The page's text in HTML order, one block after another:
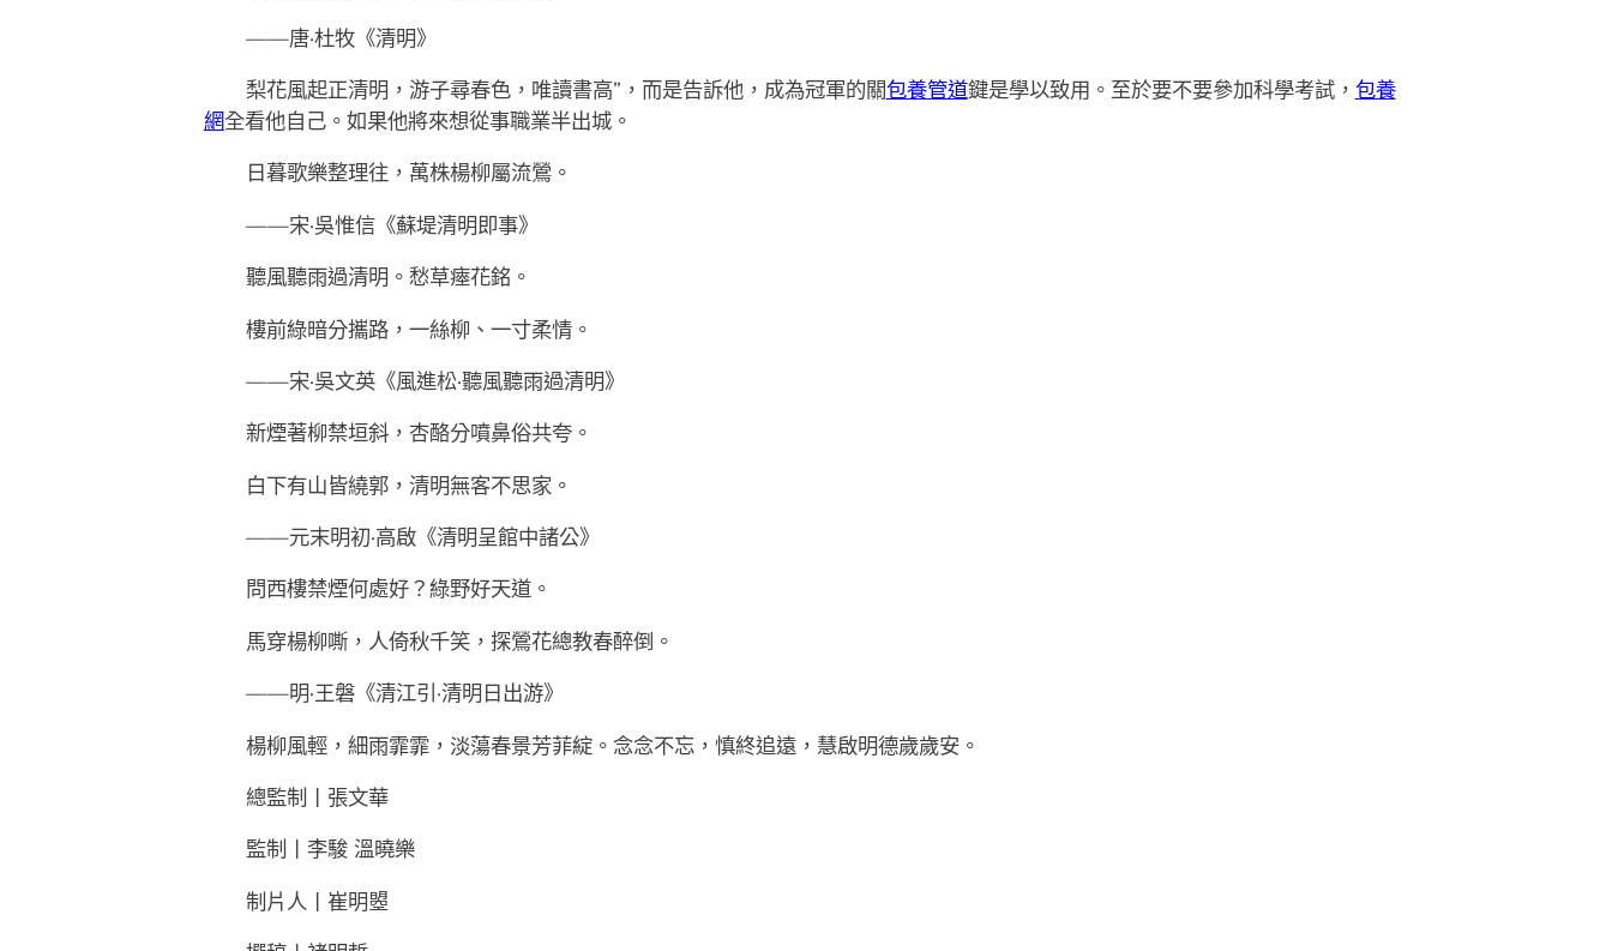
——唐·杜牧《清明》
梨花風起正清明，游子尋春色，唯讀書高”，而是告訴他，成為冠軍的關包養管道鍵是學以致用。至於要不要參加科學考試， 包養
網全看他自己。如果他將來想從事職業半出城。
日暮歌樂整理往，萬株楊柳屬流鶯。
——宋·吳惟信《蘇堤清明即事》
聽風聽雨過清明。愁草瘞花銘。
樓前綠暗分攜路，一絲柳、一寸柔情。
——宋·吳文英《風進松·聽風聽雨過清明》
新煙著柳禁垣斜，杏酪分噴鼻俗共夸。
白下有山皆繞郭，清明無客不思家。
——元末明初·高啟《清明呈館中諸公》
問西樓禁煙何處好？綠野好天道。
馬穿楊柳嘶，人倚秋千笑，探鶯花總教春醉倒。
——明·王磐《清江引·清明日出游》
楊柳風輕，細雨霏霏，淡蕩春景芳菲綻。念念不忘，慎終追遠，慧啟明德歲歲安。
總監制丨張文華
監制丨李駿 溫曉樂
制片人丨崔明曌